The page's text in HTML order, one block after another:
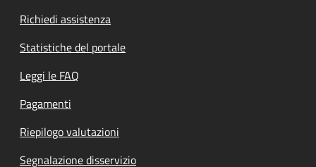
Richiedi assistenza
Statistiche del portale
Leggi le FAQ
Pagamenti
Riepilogo valutazioni
Segnalazione disservizio